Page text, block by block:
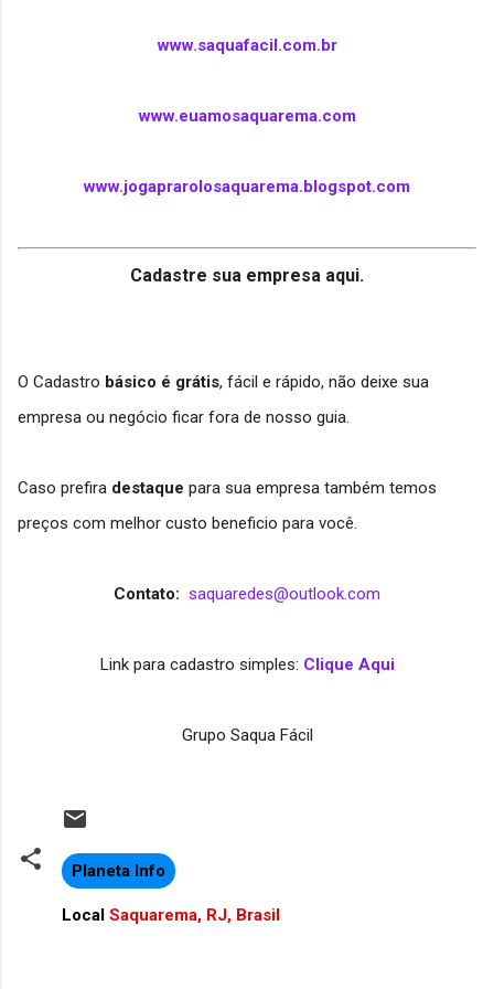
www.saquafacil.com.br
www.euamosaquarema.com
www.jogaprarolosaquarema.blogspot.com
Cadastre sua empresa aqui.
O Cadastro básico é grátis, fácil e rápido, não deixe sua
empresa ou negócio ficar fora de nosso guia.
Caso prefira destaque para sua empresa também temos
preços com melhor custo beneficio para você.
Contato: saquaredes@outlook.com
Link para cadastro simples: Clique Aqui
Grupo Saqua Fácil
Planeta Info
Local Saquarema, RJ, Brasil